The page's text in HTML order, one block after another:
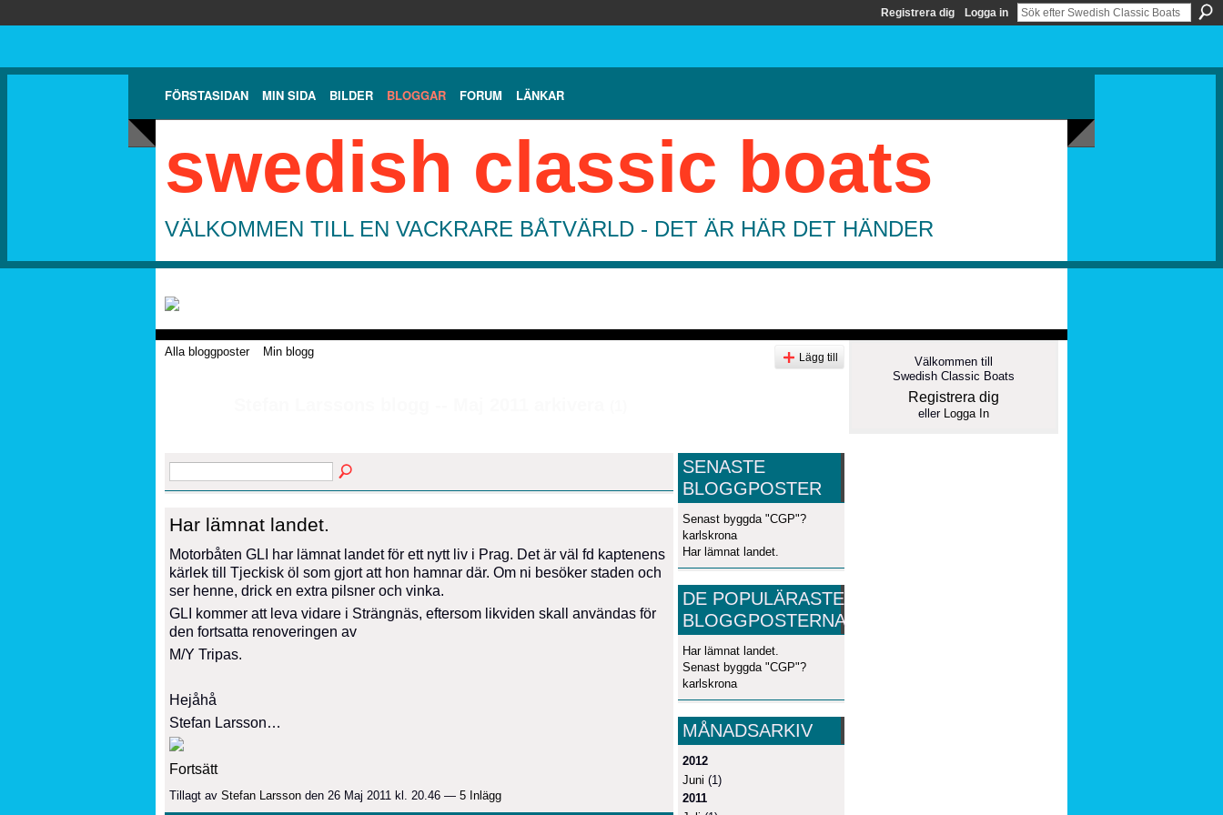
Registrera dig Logga in
FÖRSTASIDAN MIN SIDA BILDER BLOGGAR FORUM LÄNKAR
swedish classic boats
VÄLKOMMEN TILL EN VACKRARE BÅTVÄRLD - DET ÄR HÄR DET HÄNDER
Alla bloggposter Min blogg Lägg till
Har lämnat landet.
Motorbåten GLI har lämnat landet för ett nytt liv i Prag. Det är väl fd kaptenens
kärlek till Tjeckisk öl som gjort att hon hamnar där. Om ni besöker staden och
ser henne, drick en extra pilsner och vinka.
GLI kommer att leva vidare i Strängnäs, eftersom likviden skall användas för
den fortsatta renoveringen av
M/Y Tripas.
Hejåhå
Stefan Larsson…
Fortsätt
Tillagt av Stefan Larsson den 26 Maj 2011 kl. 20.46 — 5 Inlägg
SENASTE
BLOGGPOSTER
Senast byggda "CGP"?
karlskrona
Har lämnat landet.
DE POPULÄRASTE
BLOGGPOSTERNA
Har lämnat landet.
Senast byggda "CGP"?
karlskrona
MÅNADSARKIV
2012
Juni (1)
2011
Välkommen till
Swedish Classic Boats
Registrera dig
eller Logga In